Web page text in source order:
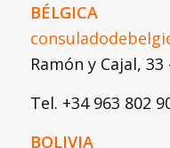
BÉLGICA
Ramón y Cajal,
Tel. +34 963 802
BOLIVIA